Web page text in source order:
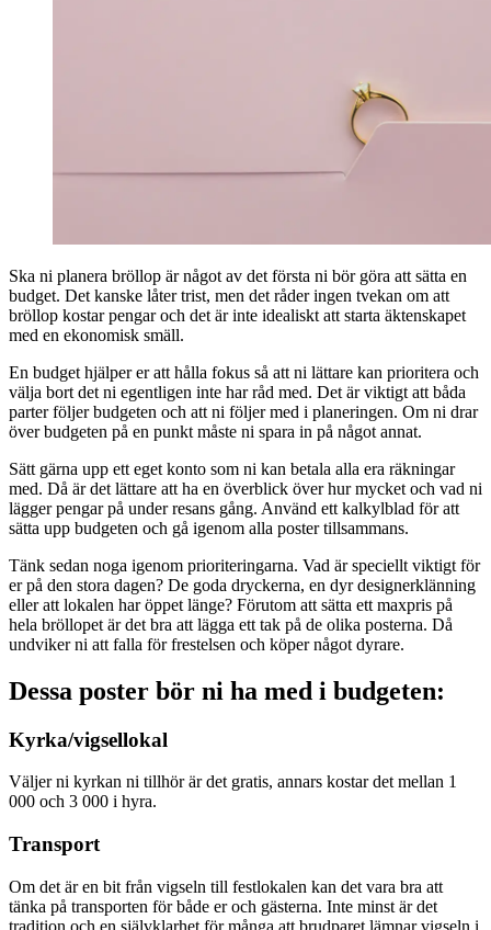
Ska ni planera bröllop är något av det första ni bör göra att sätta en
budget. Det kanske låter trist, men det råder ingen tvekan om att
bröllop kostar pengar och det är inte idealiskt att starta äktenskapet
med en ekonomisk smäll.
En budget hjälper er att hålla fokus så att ni lättare kan prioritera och
välja bort det ni egentligen inte har råd med. Det är viktigt att båda
parter följer budgeten och att ni följer med i planeringen. Om ni drar
över budgeten på en punkt måste ni spara in på något annat.
Sätt gärna upp ett eget konto som ni kan betala alla era räkningar
med. Då är det lättare att ha en överblick över hur mycket och vad ni
lägger pengar på under resans gång. Använd ett kalkylblad för att
sätta upp budgeten och gå igenom alla poster tillsammans.
Tänk sedan noga igenom prioriteringarna. Vad är speciellt viktigt för
er på den stora dagen? De goda dryckerna, en dyr designerklänning
eller att lokalen har öppet länge? Förutom att sätta ett maxpris på
hela bröllopet är det bra att lägga ett tak på de olika posterna. Då
undviker ni att falla för frestelsen och köper något dyrare.
Dessa poster bör ni ha med i budgeten:
Kyrka/vigsellokal
Väljer ni kyrkan ni tillhör är det gratis, annars kostar det mellan 1
000 och 3 000 i hyra.
Transport
Om det är en bit från vigseln till festlokalen kan det vara bra att
tänka på transporten för både er och gästerna. Inte minst är det
tradition och en självklarhet för många att brudparet lämnar vigseln i